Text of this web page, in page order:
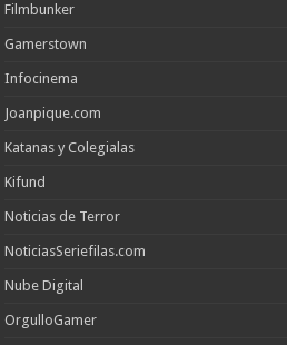
Filmbunker
Gamerstown
Infocinema
Joanpique.com
Katanas y Colegialas
Kifund
Noticias de Terror
NoticiasSeriefilas.com
Nube Digital
OrgulloGamer